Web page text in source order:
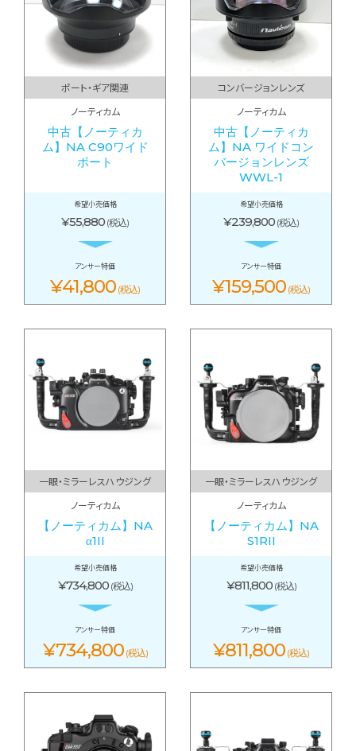
ポート・ギア関連
ノーティカム
中古【ノーティカ
ム】NA C90ワイド
ポート
希望小売価格
¥55,880 (税込)
アンサー特価
¥41,800 (税込)
コンバージョンレンズ
ノーティカム
中古【ノーティカ
ム】NA ワイドコン
バージョンレンズ
WWL-1
希望小売価格
¥239,800 (税込)
アンサー特価
¥159,500 (税込)
一眼・ミラーレスハウジング
ノーティカム
【ノーティカム】NA
α1II
希望小売価格
¥734,800 (税込)
アンサー特価
¥734,800 (税込)
一眼・ミラーレスハウジング
ノーティカム
【ノーティカム】NA
S1RII
希望小売価格
¥811,800 (税込)
アンサー特価
¥811,800 (税込)